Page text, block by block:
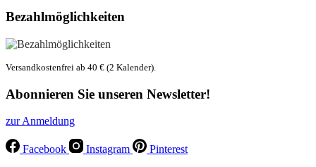
Bezahlmöglichkeiten
Versandkostenfrei ab 40 € (2 Kalender).
Abonnieren Sie unseren Newsletter!
zur Anmeldung
Facebook Instagram Pinterest